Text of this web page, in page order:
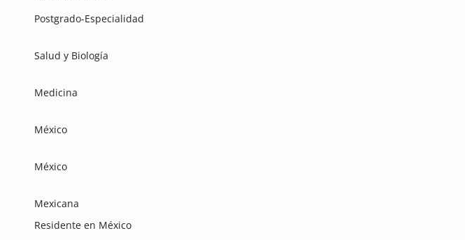
Postgrado-Especialidad
Salud y Biología
Medicina
México
México
Mexicana
Residente en México